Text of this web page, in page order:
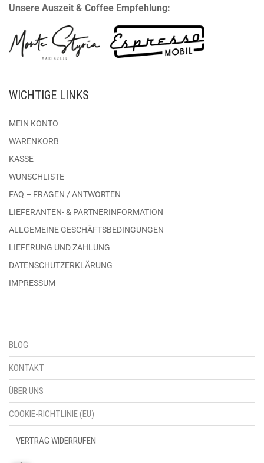
Unsere Auszeit & Coffee Empfehlung:
WICHTIGE LINKS
MEIN KONTO
WARENKORB
KASSE
WUNSCHLISTE
FAQ – FRAGEN / ANTWORTEN
LIEFERANTEN- & PARTNERINFORMATION
ALLGEMEINE GESCHÄFTSBEDINGUNGEN
LIEFERUNG UND ZAHLUNG
DATENSCHUTZERKLÄRUNG
IMPRESSUM
BLOG
KONTAKT
ÜBER UNS
COOKIE-RICHTLINIE (EU)
VERTRAG WIDERRUFEN